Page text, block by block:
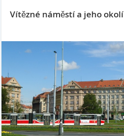
Vítězné náměstí a jeho okolí